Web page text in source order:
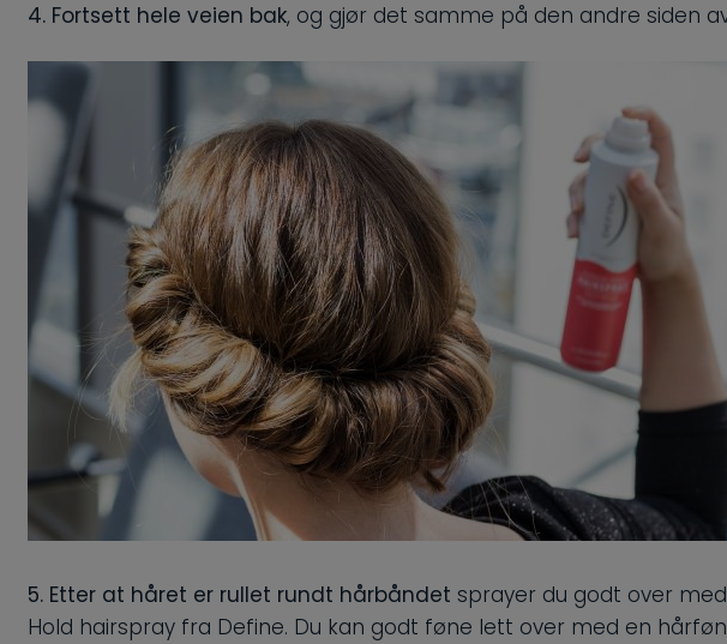
4. Fortsett hele veien bak, og gjør det samme på den andre siden
5. Etter at håret er rullet rundt hårbåndet sprayer du godt over
Hold hairspray fra Define. Du kan godt føne lett over med en